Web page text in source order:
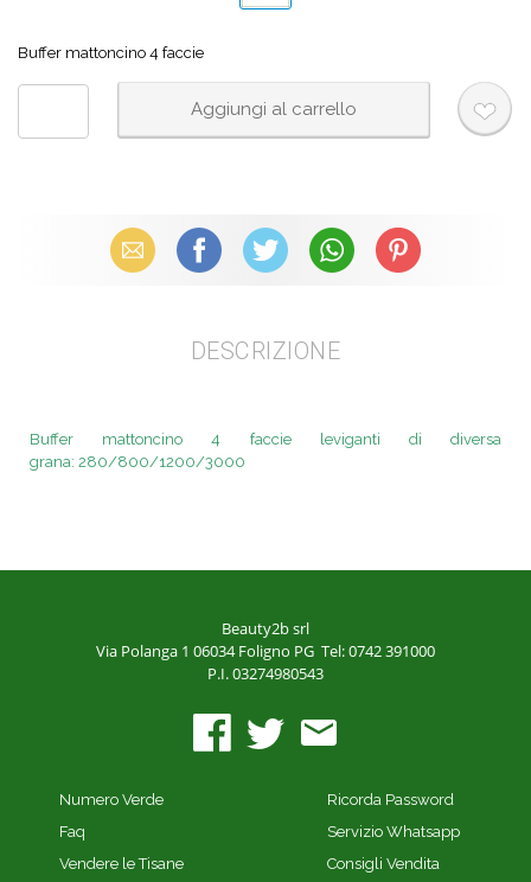
Buffer mattoncino 4 faccie
Email Facebook X (Twitter) WhatsAppPinterest
DESCRIZIONE
Buffer mattoncino 4 faccie leviganti di diversa
grana: 280/800/1200/3000
Beauty2b srl
Via Polanga 1 06034 Foligno PG Tel: 0742 391000
P.I. 03274980543
Numero Verde
Faq
Vendere le Tisane
Ricorda Password
Servizio Whatsapp
Consigli Vendita